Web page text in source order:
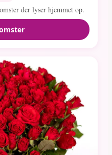
der lyser hjemmet op.